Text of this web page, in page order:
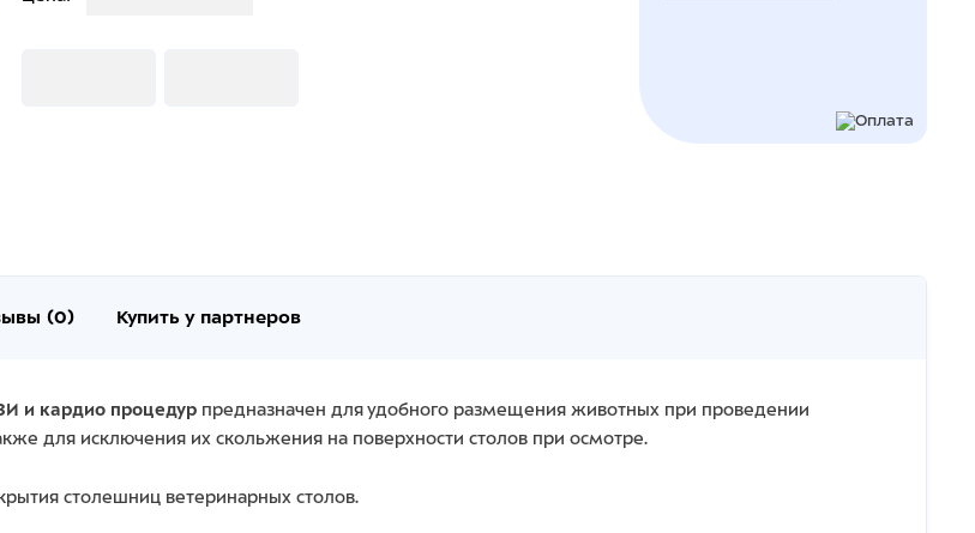
(0) Купить у партнеров
и кардио процедур предназначен для удобного размещения животных при проведении
для исключения их скольжения на поверхности столов при осмотре.
столешниц ветеринарных столов.